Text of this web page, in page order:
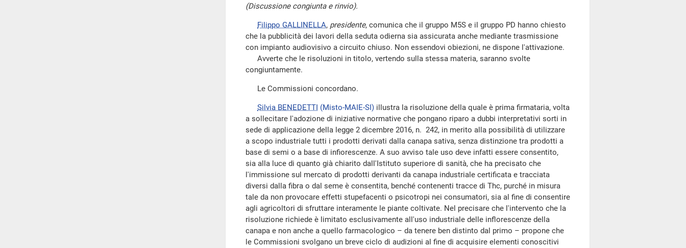
(Discussione congiunta e rinvio).
Filippo GALLINELLA, presidente, comunica che il gruppo M5S e il gruppo PD hanno chiesto
che la pubblicità dei lavori della seduta odierna sia assicurata anche mediante trasmissione
con impianto audiovisivo a circuito chiuso. Non essendovi obiezioni, ne dispone l'attivazione.
Avverte che le risoluzioni in titolo, vertendo sulla stessa materia, saranno svolte
congiuntamente.
Le Commissioni concordano.
Silvia BENEDETTI (Misto-MAIE-SI) illustra la risoluzione della quale è prima firmataria, volta
a sollecitare l'adozione di iniziative normative che pongano riparo a dubbi interpretativi sorti in
sede di applicazione della legge 2 dicembre 2016, n. 242, in merito alla possibilità di utilizzare
a scopo industriale tutti i prodotti derivati dalla canapa sativa, senza distinzione tra prodotti a
base di semi o a base di infiorescenze. A suo avviso tale uso deve infatti essere consentito,
sia alla luce di quanto già chiarito dall'Istituto superiore di sanità, che ha precisato che
l'immissione sul mercato di prodotti derivanti da canapa industriale certificata e tracciata
diversi dalla fibra o dal seme è consentita, benché contenenti tracce di Thc, purché in misura
tale da non provocare effetti stupefacenti o psicotropi nei consumatori, sia al fine di consentire
agli agricoltori di sfruttare interamente le piante coltivate. Nel precisare che l'intervento che la
risoluzione richiede è limitato esclusivamente all'uso industriale delle inflorescenze della
canapa e non anche a quello farmacologico – da tenere ben distinto dal primo – propone che
le Commissioni svolgano un breve ciclo di audizioni al fine di acquisire elementi conoscitivi